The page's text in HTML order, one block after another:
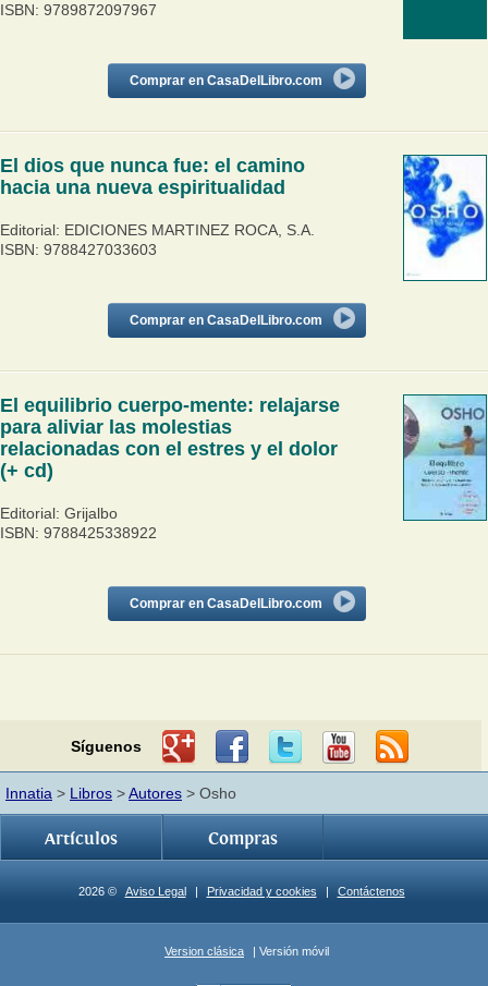
ISBN: 9789872097967
Comprar en CasaDelLibro.com
El dios que nunca fue: el camino
hacia una nueva espiritualidad
Editorial: EDICIONES MARTINEZ ROCA, S.A.
ISBN: 9788427033603
Comprar en CasaDelLibro.com
El equilibrio cuerpo-mente: relajarse
para aliviar las molestias
relacionadas con el estres y el dolor
(+ cd)
Editorial: Grijalbo
ISBN: 9788425338922
Comprar en CasaDelLibro.com
Síguenos
Innatia > Libros >Autores > Osho
Artículos Compras
2026 © Aviso Legal | Privacidad y cookies | Contáctenos
Version clásica | Versión móvil